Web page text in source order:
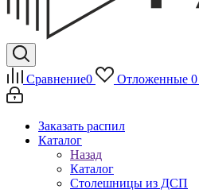
Сравнение0 Отложенные 0
Заказать распил
Каталог
Назад
Каталог
Столешницы из ДСП